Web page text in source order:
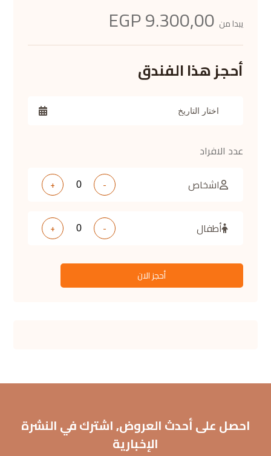
يبدا من
أحجز هذا الفندق
عدد الافراد
اشخاص
-
+
أطفال -
+
أحجز الان
احصل على أحدث العروض, اشترك في النشرة
الإخبارية